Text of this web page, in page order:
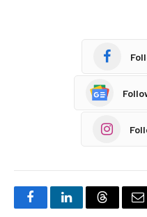
FacebookLinkedInThreads